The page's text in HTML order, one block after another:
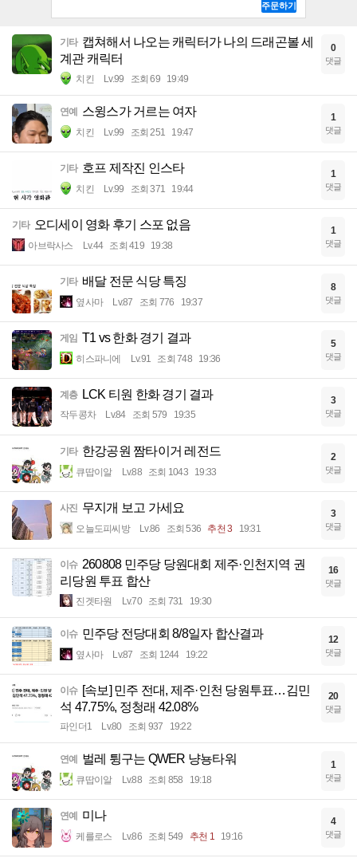
기타 캡쳐해서 나오는 캐릭터가 나의 드래곤볼 세
계관 캐릭터
치킨 Lv.99 조회 69 19:49
0
댓글
연예 스윙스가 거르는 여자
치킨 Lv.99 조회 251 19:47
1
댓글
기타 호프 제작진 인스타
치킨 Lv.99 조회 371 19:44
1
댓글
기타 오디세이 영화 후기 스포 없음
아브락사스 Lv.44 조회 419 19:38
1
댓글
기타 배달 전문 식당 특징
옆사마 Lv.87 조회 776 19:37
8
댓글
게임 T1 vs 한화 경기 결과
히스파니에 Lv.91 조회 748 19:36
5
댓글
계층 LCK 티원 한화 경기 결과
작두콩차 Lv.84 조회 579 19:35
3
댓글
기타 한강공원 짬타이거 레전드
큐땁이알 Lv.88 조회 1043 19:33
2
댓글
사진 무지개 보고 가세요
오늘도피씨방 Lv.86 조회 536 추천 3 19:31
3
댓글
이슈 260808 민주당 당원대회 제주·인천지역 권
리당원 투표 합산
진겟타원 Lv.70 조회 731 19:30
16
댓글
이슈 민주당 전당대회 8/8일자 합산결과
옆사마 Lv.87 조회 1244 19:22
12
댓글
이슈 [속보] 민주 전대, 제주·인천 당원투표…김민
석 47.75%, 정청래 42.08%
파인더1 Lv.80 조회 937 19:22
20
댓글
연예 벌레 튕구는 QWER 냥뇽타워
큐땁이알 Lv.88 조회 858 19:18
1
댓글
연예 미나
케를로스 Lv.86 조회 549 추천 1 19:16
4
댓글